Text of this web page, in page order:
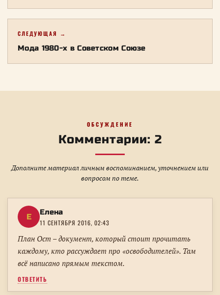
СЛЕДУЮЩАЯ →
Мода 1980-х в Советском Союзе
ОБСУЖДЕНИЕ
Комментарии: 2
Дополните материал личным воспоминанием, уточнением или
вопросом по теме.
Е Елена
11 СЕНТЯБРЯ 2016, 02:43
План Ост – документ, который стоит прочитать
каждому, кто рассуждает про «освободителей». Там
всё написано прямым текстом.
ОТВЕТИТЬ